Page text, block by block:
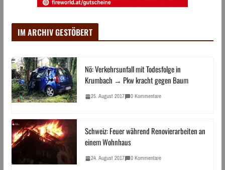
IM ARCHIV GESTÖBERT
Nö: Verkehrsunfall mit Todesfolge in
Krumbach → Pkw kracht gegen Baum
25. August 2017 0 Kommentare
Schweiz: Feuer während Renovierarbeiten an
einem Wohnhaus
24. August 2017 0 Kommentare